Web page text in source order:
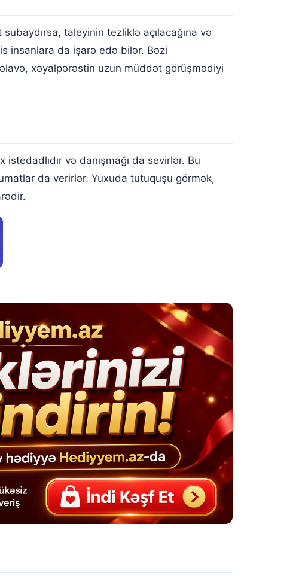
taleyinin tezliklə açılacağına və
insanlara da işarə edə bilər. Bəzi
xəyalpərəstin uzun müddət görüşmədiyi
və danışmağı da sevirlər. Bu
da verirlər. Yuxuda tutuquşu görmək,